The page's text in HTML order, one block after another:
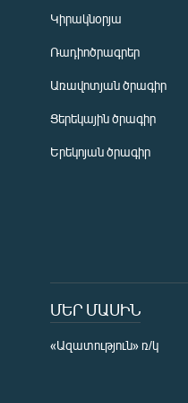
Կիրակնօրյա
Ռադիոծրագրեր
Առավոտյան ծրագիր
Ցերեկային ծրագիր
Երեկոյան ծրագիր
ՄԵՐ ՄԱՍԻՆ
«Ազատություն» ռ/կ